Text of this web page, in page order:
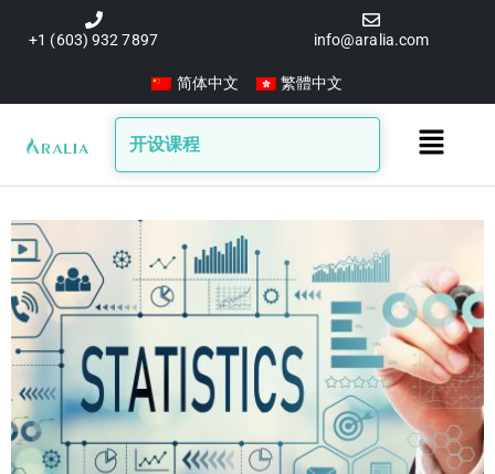
容
+1 (603) 932 7897 info@aralia.com
简体中文 繁體中文
开设课程
Main